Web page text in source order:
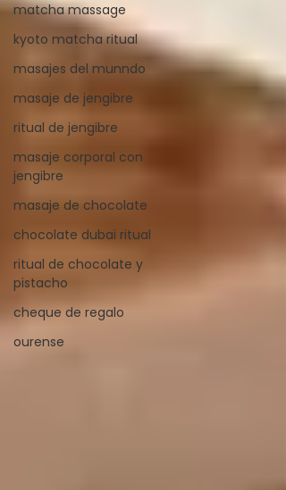
matcha massage
kyoto matcha ritual
masajes del munndo
masaje de jengibre
ritual de jengibre
masaje corporal con
jengibre
masaje de chocolate
chocolate dubai ritual
ritual de chocolate y
pistacho
cheque de regalo
ourense